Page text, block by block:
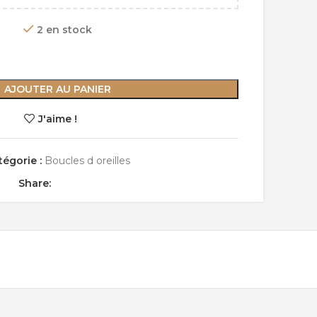
2 en stock
AJOUTER AU PANIER
J'aime !
: Boucles d oreilles
Share: